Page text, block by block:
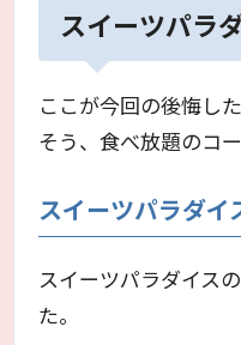
スイーツパラ
ここが今回の後悔した
そう、食べ放題のコー
スイーツパラダイ
スイーツパラダイス
た。